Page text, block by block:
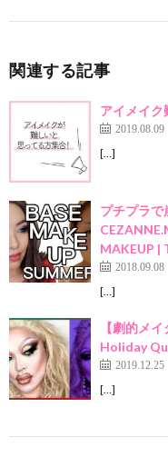
関連する記事
アイメイク
2019.08.09
[…]
プチプラで
MAKEUP |
2018.09.08
[…]
【劇的メ
Holiday
2019.12.25
[…]